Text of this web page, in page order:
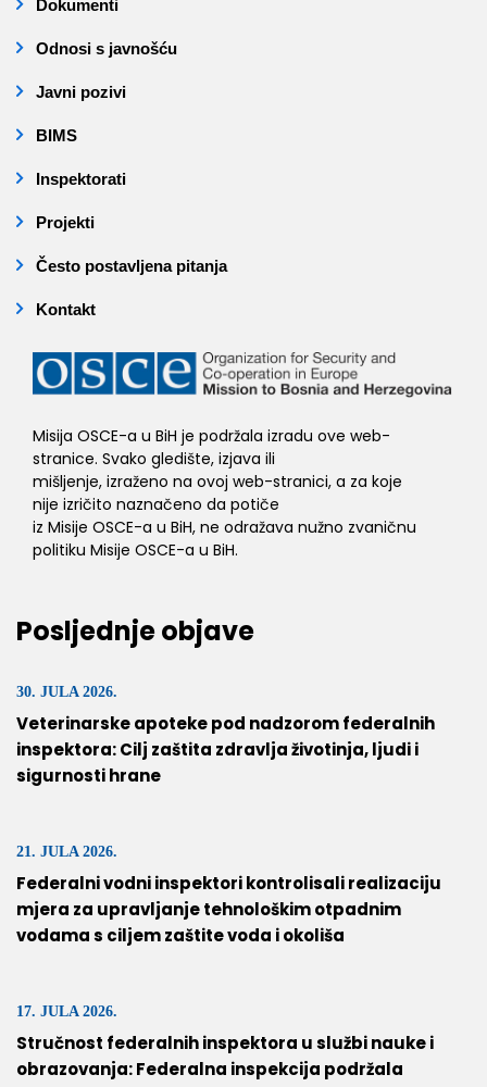
Dokumenti
Odnosi s javnošću
Javni pozivi
BIMS
Inspektorati
Projekti
Često postavljena pitanja
Kontakt
Misija OSCE-a u BiH je podržala izradu ove web-
stranice. Svako gledište, izjava ili
mišljenje, izraženo na ovoj web-stranici, a za koje
nije izričito naznačeno da potiče
iz Misije OSCE-a u BiH, ne odražava nužno zvaničnu
politiku Misije OSCE-a u BiH.
Posljednje objave
30. JULA 2026.
Veterinarske apoteke pod nadzorom federalnih
inspektora: Cilj zaštita zdravlja životinja, ljudi i
sigurnosti hrane
21. JULA 2026.
Federalni vodni inspektori kontrolisali realizaciju
mjera za upravljanje tehnološkim otpadnim
vodama s ciljem zaštite voda i okoliša
17. JULA 2026.
Stručnost federalnih inspektora u službi nauke i
obrazovanja: Federalna inspekcija podržala